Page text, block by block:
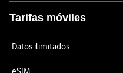
Tarifas móviles
Datos ilimitados